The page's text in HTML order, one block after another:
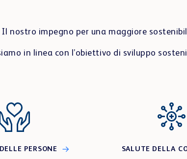
Il nostro impegno per una maggiore
in linea con l’obiettivo di sviluppo
PERSONE SALUTE DELLA